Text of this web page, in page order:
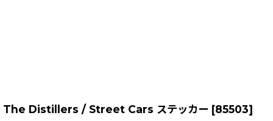
The Distillers / Street Cars ステッカー [85503]